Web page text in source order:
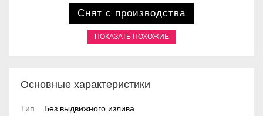
Снят с производства
ПОКАЗАТЬ ПОХОЖИЕ
Основные характеристики
Тип
Без выдвижного излива